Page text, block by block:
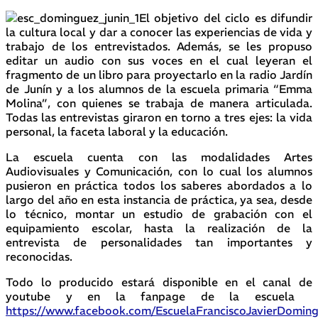
El objetivo del ciclo es difundir
la cultura local y dar a conocer las experiencias de vida y
trabajo de los entrevistados. Además, se les propuso
editar un audio con sus voces en el cual leyeran el
fragmento de un libro para proyectarlo en la radio Jardín
de Junín y a los alumnos de la escuela primaria “Emma
Molina”, con quienes se trabaja de manera articulada.
Todas las entrevistas giraron en torno a tres ejes: la vida
personal, la faceta laboral y la educación.
La escuela cuenta con las modalidades Artes
Audiovisuales y Comunicación, con lo cual los alumnos
pusieron en práctica todos los saberes abordados a lo
largo del año en esta instancia de práctica, ya sea, desde
lo técnico, montar un estudio de grabación con el
equipamiento escolar, hasta la realización de la
entrevista de personalidades tan importantes y
reconocidas.
Todo lo producido estará disponible en el canal de
youtube y en la fanpage de la escuela
https://www.facebook.com/